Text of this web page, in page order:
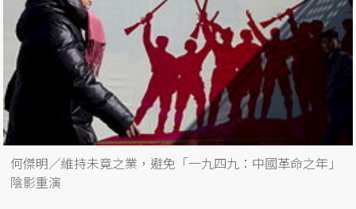
何傑明／維持未竟之業，避免「一九四九：中國革命之年」
陰影重演